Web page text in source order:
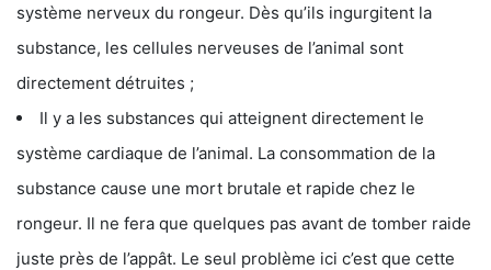
système nerveux du rongeur. Dès qu’ils ingurgitent la
substance, les cellules nerveuses de l’animal sont
directement détruites ;
Il y a les substances qui atteignent directement le
système cardiaque de l’animal. La consommation de la
substance cause une mort brutale et rapide chez le
rongeur. Il ne fera que quelques pas avant de tomber raide
juste près de l’appât. Le seul problème ici c’est que cette